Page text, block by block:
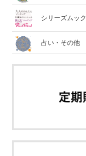
シリーズムック
占い・その他